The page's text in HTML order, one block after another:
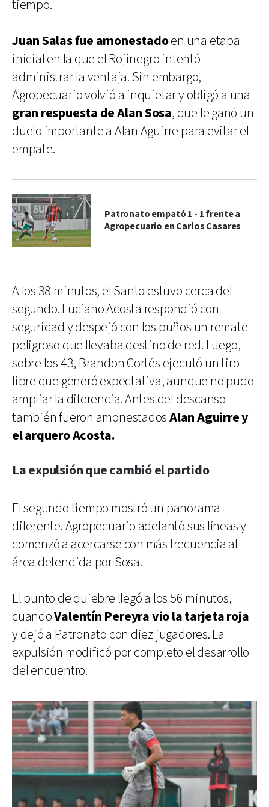
tiempo.
Juan Salas fue amonestadoen una etapa
inicial en la que el Rojinegro intentó
administrar la ventaja. Sin embargo,
Agropecuario volvió a inquietar y obligó a una
gran respuesta de Alan Sosa, que le ganó un
duelo importante a Alan Aguirre para evitar el
empate.
Patronato empató 1 - 1 frente a
Agropecuario en Carlos Casares
A los 38 minutos, el Santo estuvo cerca del
segundo. Luciano Acosta respondió con
seguridad y despejó con los puños un remate
peligroso que llevaba destino de red. Luego,
sobre los 43, Brandon Cortés ejecutó un tiro
libre que generó expectativa, aunque no pudo
ampliar la diferencia. Antes del descanso
también fueron amonestadosAlan Aguirre y
el arquero Acosta.
La expulsión que cambió el partido
El segundo tiempo mostró un panorama
diferente. Agropecuario adelantó sus líneas y
comenzó a acercarse con más frecuencia al
área defendida por Sosa.
El punto de quiebre llegó a los 56 minutos,
cuandoValentín Pereyra vio la tarjeta roja
y dejó a Patronato con diez jugadores. La
expulsión modificó por completo el desarrollo
del encuentro.